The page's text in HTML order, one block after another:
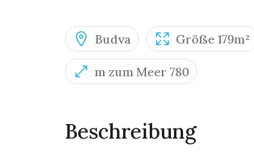
Budva Größe 179m²
m zum Meer 780
Beschreibung